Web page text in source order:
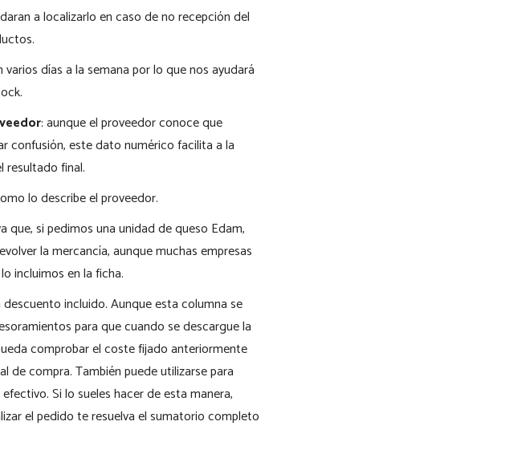
a localizarlo en caso de no recepción del
días a la semana por lo que nos ayudará
: aunque el proveedor conoce que
confusión, este dato numérico facilita a la
resultado final.
lo describe el proveedor.
que, si pedimos una unidad de queso Edam,
la mercancía, aunque muchas empresas
incluimos en la ficha.
incluido. Aunque esta columna se
para que cuando se descargue la
comprobar el coste fijado anteriormente
de compra. También puede utilizarse para
Si lo sueles hacer de esta manera,
el pedido te resuelva el sumatorio completo